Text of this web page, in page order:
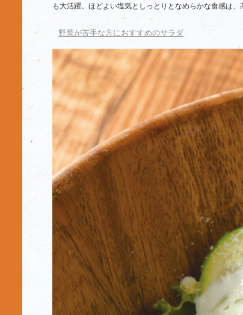
も大活躍。ほどよい塩気としっとりとなめらかな食感は
野菜が苦手な方におすすめのサラダ